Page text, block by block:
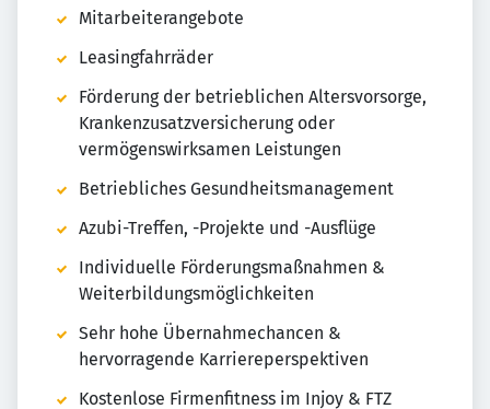
Mitarbeiterangebote
Leasingfahrräder
Förderung der betrieblichen Altersvorsorge,
Krankenzusatzversicherung oder
vermögenswirksamen Leistungen
Betriebliches Gesundheitsmanagement
Azubi-Treffen, -Projekte und -Ausflüge
Individuelle Förderungsmaßnahmen &
Weiterbildungsmöglichkeiten
Sehr hohe Übernahmechancen &
hervorragende Karriereperspektiven
Kostenlose Firmenfitness im Injoy & FTZ